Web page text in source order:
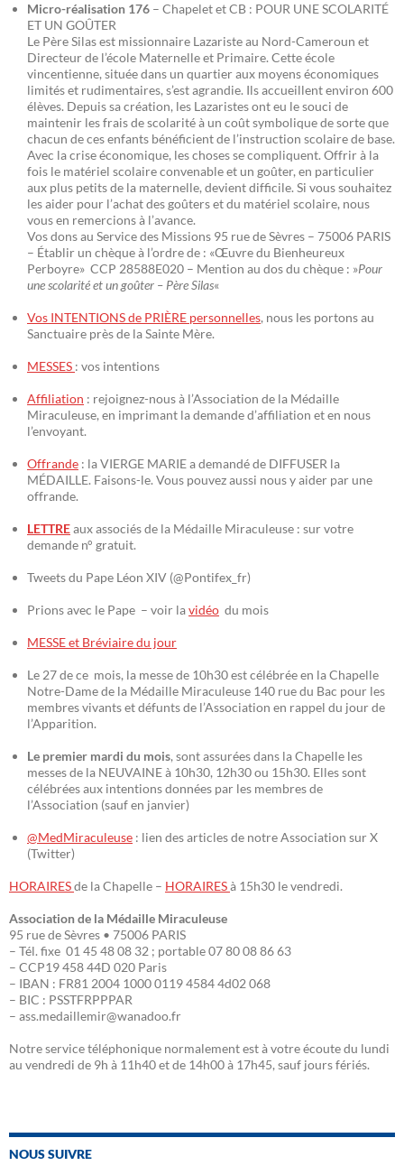
Micro-réalisation 176 – Chapelet et CB : POUR UNE SCOLARITÉ
ET UN GOÛTER
Le Père Silas est missionnaire Lazariste au Nord-Cameroun et
Directeur de l’école Maternelle et Primaire. Cette école
vincentienne, située dans un quartier aux moyens économiques
limités et rudimentaires, s’est agrandie. Ils accueillent environ 600
élèves. Depuis sa création, les Lazaristes ont eu le souci de
maintenir les frais de scolarité à un coût symbolique de sorte que
chacun de ces enfants bénéficient de l’instruction scolaire de base.
Avec la crise économique, les choses se compliquent. Offrir à la
fois le matériel scolaire convenable et un goûter, en particulier
aux plus petits de la maternelle, devient difficile. Si vous souhaitez
les aider pour l’achat des goûters et du matériel scolaire, nous
vous en remercions à l’avance.
Vos dons au Service des Missions 95 rue de Sèvres – 75006 PARIS
– Établir un chèque à l’ordre de : «Œuvre du Bienheureux
Perboyre» CCP 28588E020 – Mention au dos du chèque : »Pour
une scolarité et un goûter – Père Silas«
Vos INTENTIONS de PRIÈRE personnelles, nous les portons au
Sanctuaire près de la Sainte Mère.
MESSES : vos intentions
Affiliation : rejoignez-nous à l’Association de la Médaille
Miraculeuse, en imprimant la demande d’affiliation et en nous
l’envoyant.
Offrande : la VIERGE MARIE a demandé de DIFFUSER la
MÉDAILLE. Faisons-le. Vous pouvez aussi nous y aider par une
offrande.
LETTREaux associés de la Médaille Miraculeuse : sur votre
demande n° gratuit.
Tweets du Pape Léon XIV (@Pontifex_fr)
Prions avec le Pape – voir lavidéo du mois
MESSE et Bréviaire du jour
Le 27 de ce mois, la messe de 10h30 est célébrée en la Chapelle
Notre-Dame de la Médaille Miraculeuse 140 rue du Bac pour les
membres vivants et défunts de l’Association en rappel du jour de
l’Apparition.
Le premier mardi du mois, sont assurées dans la Chapelle les
messes de la NEUVAINE à 10h30, 12h30 ou 15h30. Elles sont
célébrées aux intentions données par les membres de
l’Association (sauf en janvier)
@MedMiraculeuse : lien des articles de notre Association sur X
(Twitter)
HORAIRESde la Chapelle – HORAIRESà 15h30 le vendredi.
Association de la Médaille Miraculeuse
95 rue de Sèvres • 75006 PARIS
– Tél. fixe 01 45 48 08 32 ; portable 07 80 08 86 63
– CCP19 458 44D 020 Paris
– IBAN : FR81 2004 1000 0119 4584 4d02 068
– BIC : PSSTFRPPPAR
– ass.medaillemir@wanadoo.fr
Notre service téléphonique normalement est à votre écoute du lundi
au vendredi de 9h à 11h40 et de 14h00 à 17h45, sauf jours fériés.
NOUS SUIVRE